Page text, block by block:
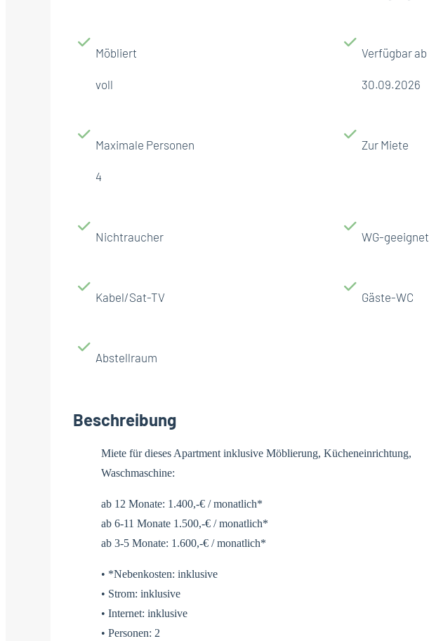
Möbliert
voll
Verfügbar ab
30.09.2026
Maximale Personen
4
Zur Miete
Nichtraucher WG-geeignet
Kabel/Sat-TV Gäste-WC
Abstellraum
Beschreibung
Miete für dieses Apartment inklusive Möblierung, Kücheneinrichtung,
Waschmaschine:
ab 12 Monate: 1.400,-€ / monatlich*
ab 6-11 Monate 1.500,-€ / monatlich*
ab 3-5 Monate: 1.600,-€ / monatlich*
• *Nebenkosten: inklusive
• Strom: inklusive
• Internet: inklusive
• Personen: 2